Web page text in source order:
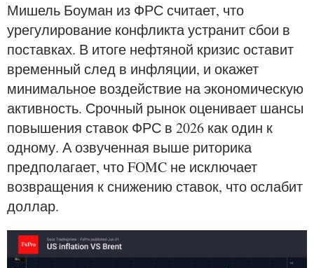
Мишель Боуман из ФРС считает, что
урегулирование конфликта устранит сбои в
поставках. В итоге нефтяной кризис оставит
временный след в инфляции, и окажет
минимальное воздействие на экономическую
активность. Срочный рынок оценивает шансы
повышения ставок ФРС в 2026 как один к
одному. А озвученная выше риторика
предполагает, что FOMC не исключает
возвращения к снижению ставок, что ослабит
доллар.